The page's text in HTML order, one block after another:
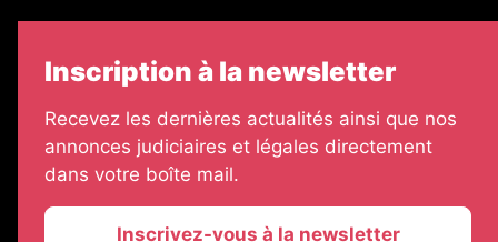
Inscription à la newsletter
Recevez les dernières actualités ainsi que nos
annonces judiciaires et légales directement
dans votre boîte mail.
Inscrivez-vous à la newsletter